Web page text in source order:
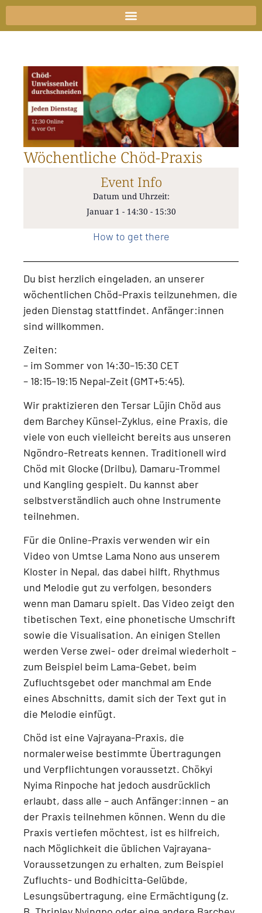
Zum
Inhalt
Wöchentliche Chöd-Praxis
Event Info
Datum und Uhrzeit:
Januar 1 - 14:30 - 15:30
How to get there
Du bist herzlich eingeladen, an unserer
wöchentlichen Chöd-Praxis teilzunehmen, die
jeden Dienstag stattfindet. Anfänger:innen
sind willkommen.
Zeiten:
– im Sommer von 14:30–15:30 CET
– 18:15–19:15 Nepal-Zeit (GMT+5:45).
Wir praktizieren den Tersar Lüjin Chöd aus
dem Barchey Künsel-Zyklus, eine Praxis, die
viele von euch vielleicht bereits aus unseren
Ngöndro-Retreats kennen. Traditionell wird
Chöd mit Glocke (Drilbu), Damaru-Trommel
und Kangling gespielt. Du kannst aber
selbstverständlich auch ohne Instrumente
teilnehmen.
Für die Online-Praxis verwenden wir ein
Video von Umtse Lama Nono aus unserem
Kloster in Nepal, das dabei hilft, Rhythmus
und Melodie gut zu verfolgen, besonders
wenn man Damaru spielt. Das Video zeigt den
tibetischen Text, eine phonetische Umschrift
sowie die Visualisation. An einigen Stellen
werden Verse zwei- oder dreimal wiederholt –
zum Beispiel beim Lama-Gebet, beim
Zufluchtsgebet oder manchmal am Ende
eines Abschnitts, damit sich der Text gut in
die Melodie einfügt.
Chöd ist eine Vajrayana-Praxis, die
normalerweise bestimmte Übertragungen
und Verpflichtungen voraussetzt. Chökyi
Nyima Rinpoche hat jedoch ausdrücklich
erlaubt, dass alle – auch Anfänger:innen – an
der Praxis teilnehmen können. Wenn du die
Praxis vertiefen möchtest, ist es hilfreich,
nach Möglichkeit die üblichen Vajrayana-
Voraussetzungen zu erhalten, zum Beispiel
Zufluchts- und Bodhicitta-Gelübde,
Lesungsübertragung, eine Ermächtigung (z.